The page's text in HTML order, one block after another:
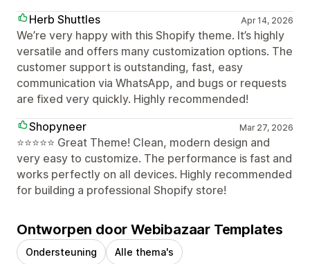
Herb Shuttles
Apr 14, 2026
We’re very happy with this Shopify theme. It’s highly
versatile and offers many customization options. The
customer support is outstanding, fast, easy
communication via WhatsApp, and bugs or requests
are fixed very quickly. Highly recommended!
Shopyneer
Mar 27, 2026
⭐⭐⭐⭐⭐ Great Theme! Clean, modern design and
very easy to customize. The performance is fast and
works perfectly on all devices. Highly recommended
for building a professional Shopify store!
Ontworpen door Webibazaar Templates
Ondersteuning Alle thema's